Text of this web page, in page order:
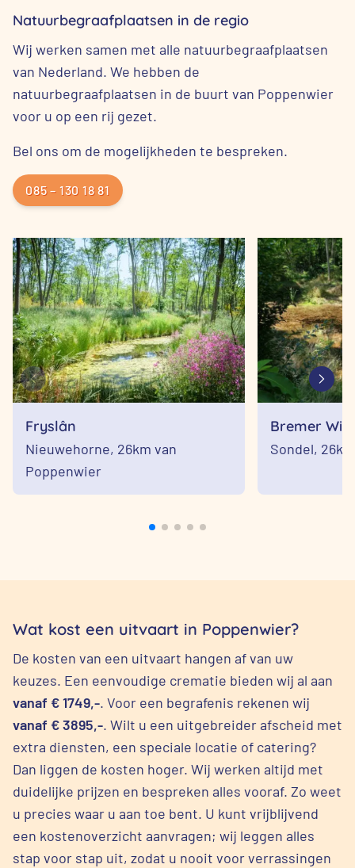
Natuurbegraafplaatsen in de regio
Wij werken samen met alle natuurbegraafplaatsen
van Nederland. We hebben de
natuurbegraafplaatsen in de buurt van Poppenwier
voor u op een rij gezet.
Bel ons om de mogelijkheden te bespreken.
085 – 130 18 81
Fryslân
Nieuwehorne, 26km van
Poppenwier
Bremer
Sondel,
Wat kost een uitvaart in Poppenwier?
De kosten van een uitvaart hangen af van uw
keuzes. Een eenvoudige crematie bieden wij al aan
vanaf € 1749,-. Voor een begrafenis rekenen wij
vanaf € 3895,-. Wilt u een uitgebreider afscheid met
extra diensten, een speciale locatie of catering?
Dan liggen de kosten hoger. Wij werken altijd met
duidelijke prijzen en bespreken alles vooraf. Zo weet
u precies waar u aan toe bent. U kunt vrijblijvend
een kostenoverzicht aanvragen; wij leggen alles
stap voor stap uit, zodat u nooit voor verrassingen